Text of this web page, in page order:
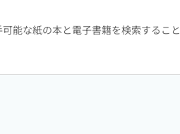
能な紙の本と電子書籍を検索すること